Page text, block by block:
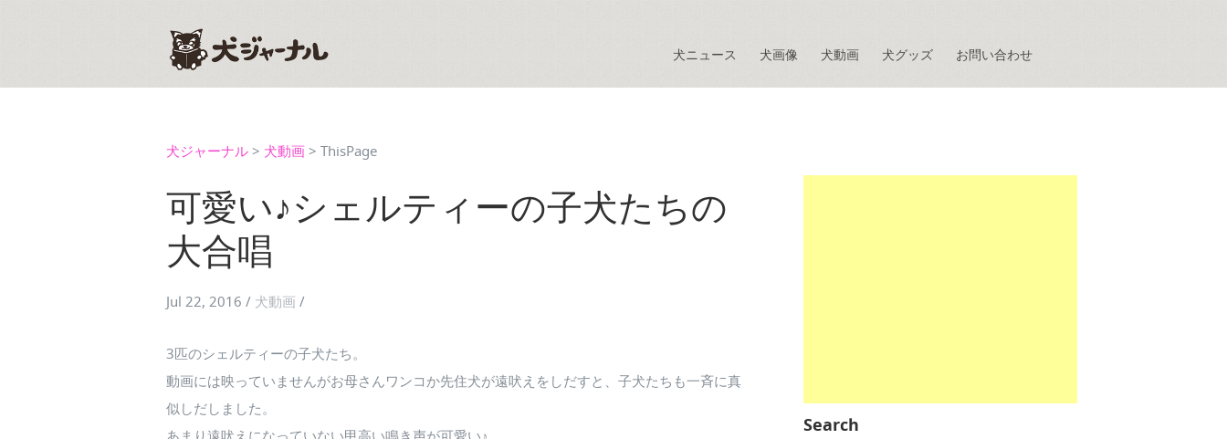
犬ニュース 犬画像 犬動画 犬グッズ お問い合わせ
犬ジャーナル > 犬動画 > ThisPage
可愛い♪シェルティーの子犬たちの
大合唱
Jul 22, 2016 / 犬動画 /
3匹のシェルティーの子犬たち。
動画には映っていませんがお母さんワンコか先住犬が遠吠えをしだすと、子犬たちも一斉に真
似しだしました。
あまり遠吠えになっていない甲高い鳴き声が可愛い♪
Search